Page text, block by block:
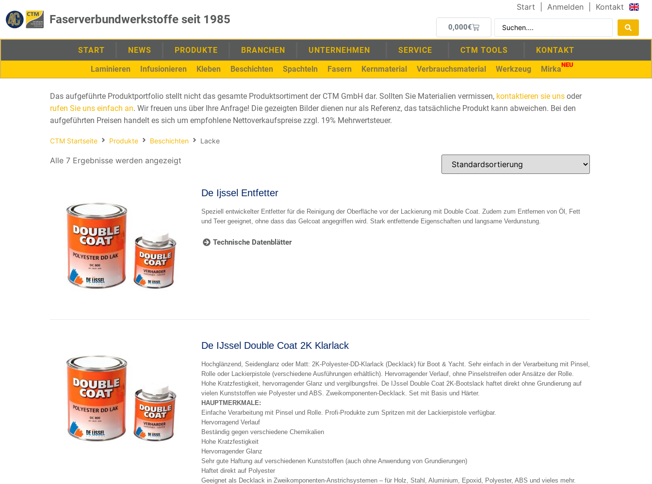
Faserverbundwerkstoffe seit 1985
Start Anmelden Kontakt
0,000€
START NEWS PRODUKTE BRANCHEN UNTERNEHMEN SERVICE CTM TOOLS KONTAKT
Laminieren Infusionieren Kleben Beschichten Spachteln Fasern Kernmaterial Verbrauchsmaterial Werkzeug MirkaNEU
Das aufgeführte Produktportfolio stellt nicht das gesamte Produktsortiment der CTM GmbH dar. Sollten Sie Materialien vermissen, kontaktieren sie uns oder
rufen Sie uns einfach an. Wir freuen uns über Ihre Anfrage! Die gezeigten Bilder dienen nur als Referenz, das tatsächliche Produkt kann abweichen. Bei den
aufgeführten Preisen handelt es sich um empfohlene Nettoverkaufspreise zzgl. 19% Mehrwertsteuer.
CTM Startseite Produkte Beschichten Lacke
Alle 7 Ergebnisse werden angezeigt
De Ijssel Entfetter
Speziell entwickelter Entfetter für die Reinigung der Oberfläche vor der Lackierung mit Double Coat. Zudem zum Entfernen von Öl, Fett
und Teer geeignet, ohne dass das Gelcoat angegriffen wird. Stark entfettende Eigenschaften und langsame Verdunstung.
Technische Datenblätter
De IJssel Double Coat 2K Klarlack
Hochglänzend, Seidenglanz oder Matt: 2K-Polyester-DD-Klarlack (Decklack) für Boot & Yacht. Sehr einfach in der Verarbeitung mit Pinsel,
Rolle oder Lackierpistole (verschiedene Ausführungen erhältlich). Hervorragender Verlauf, ohne Pinselstreifen oder Ansätze der Rolle.
Hohe Kratzfestigkeit, hervorragender Glanz und vergilbungsfrei. De IJssel Double Coat 2K-Bootslack haftet direkt ohne Grundierung auf
vielen Kunststoffen wie Polyester und ABS. Zweikomponenten-Decklack. Set mit Basis und Härter.
HAUPTMERKMALE:
Einfache Verarbeitung mit Pinsel und Rolle. Profi-Produkte zum Spritzen mit der Lackierpistole verfügbar.
Hervorragend Verlauf
Beständig gegen verschiedene Chemikalien
Hohe Kratzfestigkeit
Hervorragender Glanz
Sehr gute Haftung auf verschiedenen Kunststoffen (auch ohne Anwendung von Grundierungen)
Haftet direkt auf Polyester
Geeignet als Decklack in Zweikomponenten-Anstrichsystemen – für Holz, Stahl, Aluminium, Epoxid, Polyester, ABS und vieles mehr.